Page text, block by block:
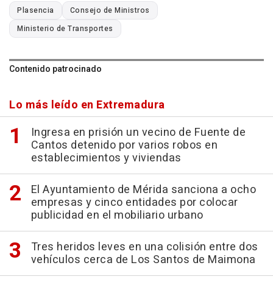
Plasencia
Consejo de Ministros
Ministerio de Transportes
Contenido patrocinado
Lo más leído en Extremadura
Ingresa en prisión un vecino de Fuente de
Cantos detenido por varios robos en
establecimientos y viviendas
El Ayuntamiento de Mérida sanciona a ocho
empresas y cinco entidades por colocar
publicidad en el mobiliario urbano
Tres heridos leves en una colisión entre dos
vehículos cerca de Los Santos de Maimona